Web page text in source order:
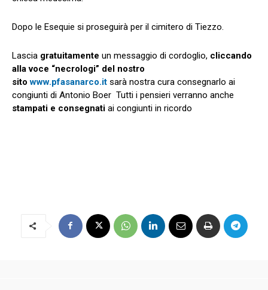
Dopo le Esequie si proseguirà per il cimitero di Tiezzo.
Lascia gratuitamente un messaggio di cordoglio, cliccando
alla voce “necrologi” del nostro
sitowww.pfasanarco.it sarà nostra cura consegnarlo ai
congiunti di Antonio Boer Tutti i pensieri verranno anche
stampati e consegnati ai congiunti in ricordo